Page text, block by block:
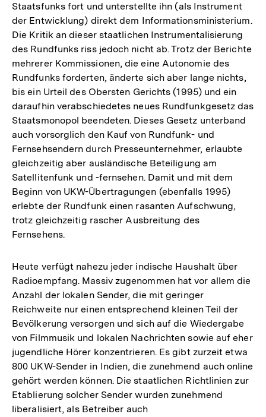
Staatsfunks fort und unterstellte ihn (als Instrument
der Entwicklung) direkt dem Informationsministerium.
Die Kritik an dieser staatlichen Instrumentalisierung
des Rundfunks riss jedoch nicht ab. Trotz der Berichte
mehrerer Kommissionen, die eine Autonomie des
Rundfunks forderten, änderte sich aber lange nichts,
bis ein Urteil des Obersten Gerichts (1995) und ein
daraufhin verabschiedetes neues Rundfunkgesetz das
Staatsmonopol beendeten. Dieses Gesetz unterband
auch vorsorglich den Kauf von Rundfunk- und
Fernsehsendern durch Presseunternehmer, erlaubte
gleichzeitig aber ausländische Beteiligung am
Satellitenfunk und -fernsehen. Damit und mit dem
Beginn von UKW-Übertragungen (ebenfalls 1995)
erlebte der Rundfunk einen rasanten Aufschwung,
trotz gleichzeitig rascher Ausbreitung des
Fernsehens.
Heute verfügt nahezu jeder indische Haushalt über
Radioempfang. Massiv zugenommen hat vor allem die
Anzahl der lokalen Sender, die mit geringer
Reichweite nur einen entsprechend kleinen Teil der
Bevölkerung versorgen und sich auf die Wiedergabe
von Filmmusik und lokalen Nachrichten sowie auf eher
jugendliche Hörer konzentrieren. Es gibt zurzeit etwa
800 UKW-Sender in Indien, die zunehmend auch online
gehört werden können. Die staatlichen Richtlinien zur
Etablierung solcher Sender wurden zunehmend
liberalisiert, als Betreiber auch